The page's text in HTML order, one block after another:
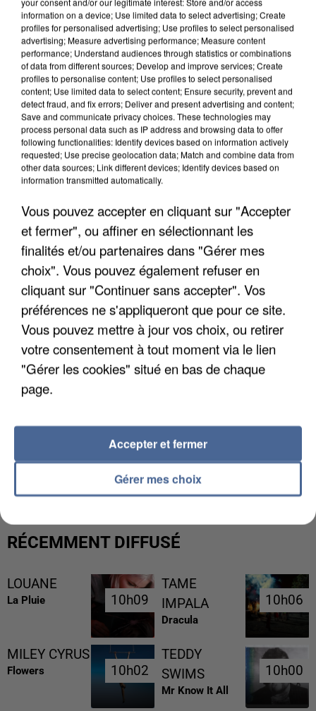
L’UN DES FONDATEURS SUPPOSÉS DE LA DZ
UN SECOND CADRE DE LA DZ MAFIA
INTERPELLÉ EN ALGÉRIE
RÉCEMMENT DIFFUSÉ
LOUANE
La Pluie 10h09
10h09
TAME
IMPALA
Dracula
10h06
10h06
MILEY CYRUS
Flowers 10h02
10h02
TEDDY
SWIMS
Mr Know It All
10h00
10h00
information on a device; Use limited data to select advertising; Create
profiles for personalised advertising; Use profiles to select personalised
advertising; Measure advertising performance; Measure content
performance; Understand audiences through statistics or combinations
of data from different sources; Develop and improve services; Create
profiles to personalise content; Use profiles to select personalised
content; Use limited data to select content; Ensure security, prevent and
detect fraud, and fix errors; Deliver and present advertising and content;
Save and communicate privacy choices. These technologies may
process personal data such as IP address and browsing data to offer
following functionalities: Identify devices based on information actively
requested; Use precise geolocation data; Match and combine data from
other data sources; Link different devices; Identify devices based on
information transmitted automatically.
Vous pouvez accepter en cliquant sur "Accepter
et fermer", ou affiner en sélectionnant les
finalités et/ou partenaires dans "Gérer mes
choix". Vous pouvez également refuser en
cliquant sur "Continuer sans accepter". Vos
préférences ne s'appliqueront que pour ce site.
Vous pouvez mettre à jour vos choix, ou retirer
votre consentement à tout moment via le lien
"Gérer les cookies" situé en bas de chaque
page.
Gérer mes choix
Accepter et fermer